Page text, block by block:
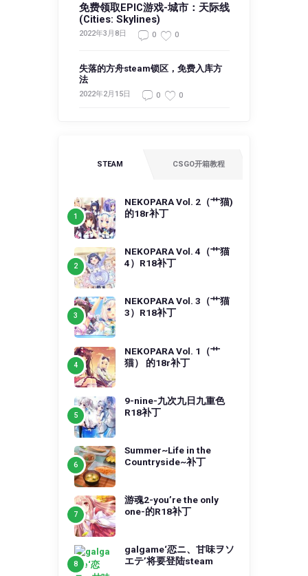
免费领取EPIC游戏-城市：天际线
(Cities: Skylines)
2022年3月8日 0 0
失落的方舟steam锁区，免费入库方
法
2022年2月15日 0 0
STEAM CSGO开箱教程
NEKOPARA Vol. 2（艹猫)
的18r补丁
NEKOPARA Vol. 4（艹猫
4）R18补丁
NEKOPARA Vol. 3（艹猫
3）R18补丁
NEKOPARA Vol. 1（艹
猫） 的18r补丁
9-nine-九次九日九重色
R18补丁
Summer~Life in the
Countryside~补丁
游魂2-you’re the only
one-的R18补丁
galgame‘恋ニ、甘味ヲソ
エテ’将要登陆steam